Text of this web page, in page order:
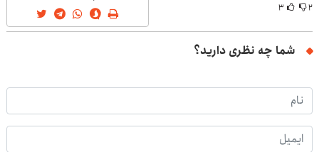
۲ ۳
شما چه نظری دارید؟